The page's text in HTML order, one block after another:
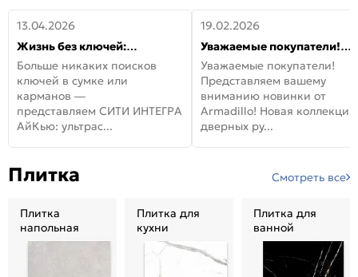
13.04.2026
Жизнь без ключей:
встречайте новую дверь
СИТИ ИНТЕГРА АйКью!
Больше никаких поисков
ключей в сумке или
карманов —
представляем СИТИ ИНТЕГРА
АйКью: ультрас...
19.02.2026
Уважаемые покупатели!
Представляем вашему
вниманию новинки от
Armadillo!
Уважаемые покупатели!
Представляем вашему
вниманию новинки от
Armadillo! Новая коллекция
дверных ру...
Плитка Смотреть все
Плитка
напольная
Плитка для
кухни
Плитка для
ванной